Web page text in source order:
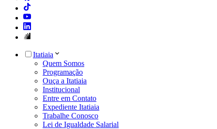
Itatiaia
Quem Somos
Programação
Ouça a Itatiaia
Institucional
Entre em Contato
Expediente Itatiaia
Trabalhe Conosco
Lei de Igualdade Salarial